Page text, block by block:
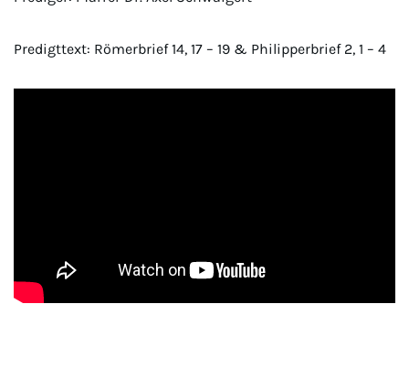
Predigttext: Römerbrief 14, 17 – 19 & Philipperbrief 2, 1 – 4